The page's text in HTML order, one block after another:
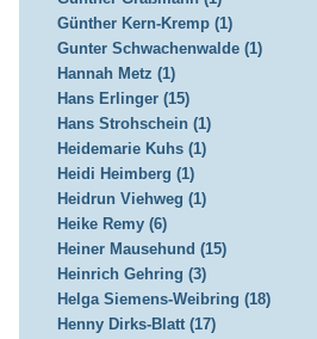
Günther Kern-Kremp (1)
Gunter Schwachenwalde (1)
Hannah Metz (1)
Hans Erlinger (15)
Hans Strohschein (1)
Heidemarie Kuhs (1)
Heidi Heimberg (1)
Heidrun Viehweg (1)
Heike Remy (6)
Heiner Mausehund (15)
Heinrich Gehring (3)
Helga Siemens-Weibring (18)
Henny Dirks-Blatt (17)